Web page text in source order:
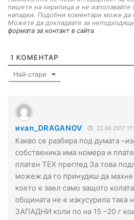
пишете на кирилица и не
нападки. Подобни коментари може да
Можете да докладвате за
формата за контакт в сайта.
1 КОМЕНТАР
Най-стари
иvan_DRAGANOV 22.06.2017
Какво се разбира под думата
собственика има номера и
платен ТЕХ преглед За това
можеж да го принудиш да махне
което е заел само защото
общината не е изкусурила така
ЗАПАДНИ коли по на 15 –20 г